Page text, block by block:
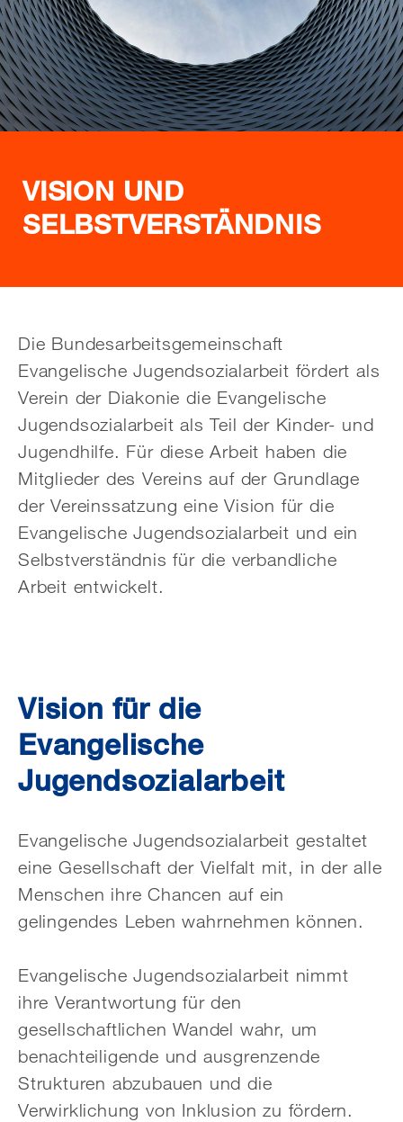
VISION UND
SELBSTVERSTÄNDNIS
Die Bundesarbeitsgemeinschaft
Evangelische Jugendsozialarbeit fördert als
Verein der Diakonie die Evangelische
Jugendsozialarbeit als Teil der Kinder- und
Jugendhilfe. Für diese Arbeit haben die
Mitglieder des Vereins auf der Grundlage
der Vereinssatzung eine Vision für die
Evangelische Jugendsozialarbeit und ein
Selbstverständnis für die verbandliche
Arbeit entwickelt.
Vision für die
Evangelische
Jugendsozialarbeit
Evangelische Jugendsozialarbeit gestaltet
eine Gesellschaft der Vielfalt mit, in der alle
Menschen ihre Chancen auf ein
gelingendes Leben wahrnehmen können.
Evangelische Jugendsozialarbeit nimmt
ihre Verantwortung für den
gesellschaftlichen Wandel wahr, um
benachteiligende und ausgrenzende
Strukturen abzubauen und die
Verwirklichung von Inklusion zu fördern.